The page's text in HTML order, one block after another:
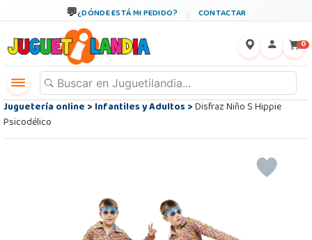
¿DÓNDE ESTÁ MI PEDIDO? CONTACTAR
0
Juguetería online>Infantiles y Adultos>Disfraz Niño S Hippie
Psicodélico